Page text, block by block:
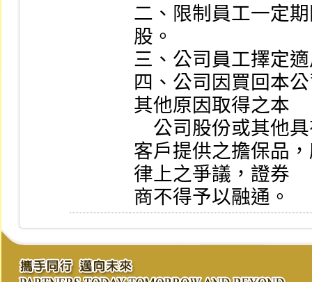
二、限制員工一定
股。
三、公司員工擇定
四、公司因買回本
其他原因取得之本
客戶提供之擔保品
律上之爭議，證券
商不得予以融通。